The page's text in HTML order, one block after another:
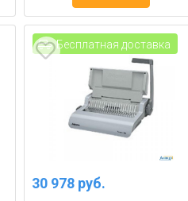
Бесплатная доставка
30 978 руб.